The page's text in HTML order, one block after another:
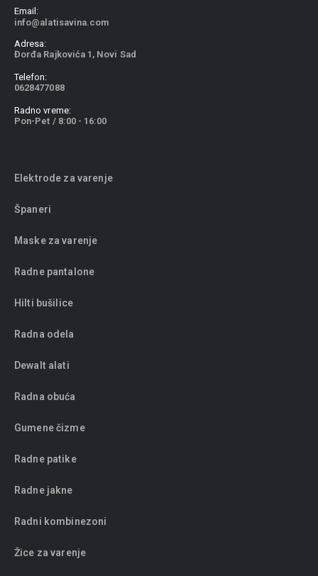
Email:
info@alatisavina.com
Adresa:
Đorđa Rajkovića 1, Novi Sad
Telefon:
0628477088
Radno vreme:
Pon-Pet / 8:00 - 16:00
Elektrode za varenje
Španeri
Maske za varenje
Radne pantalone
Hilti bušilice
Radna odela
Dewalt alati
Radna obuća
Gumene čizme
Radne patike
Radne jakne
Radni kombinezoni
Žice za varenje